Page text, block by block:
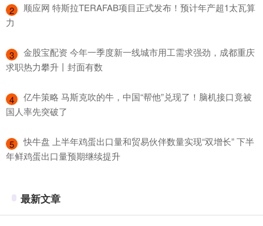
2
​顺应网 特斯拉TERAFAB项目正式发布！预计年产超1太瓦算
力
3
​金股宝配资 今年一季度新一线城市用工需求强劲，成都重庆
求职热力攀升丨封面有数
4
​亿牛策略 马斯克吹的牛，中国“帮他”兑现了！脑机接口竟被
国人率先突破了
5
​快牛盘 上半年鸡蛋出口量和贸易伙伴数量实现“双增长” 下半
年鲜鸡蛋出口量预期继续提升
最新文章